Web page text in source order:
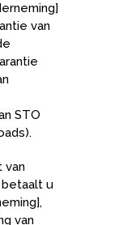
van
STO
van
u
van